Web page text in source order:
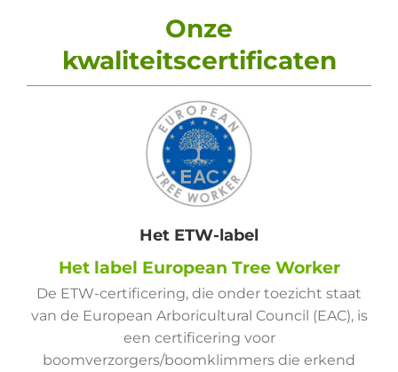
Onze
kwaliteitscertificaten
Het ETW-label
Het label European Tree Worker
De ETW-certificering, die onder toezicht staat
van de European Arboricultural Council (EAC), is
een certificering voor
boomverzorgers/boomklimmers die erkend